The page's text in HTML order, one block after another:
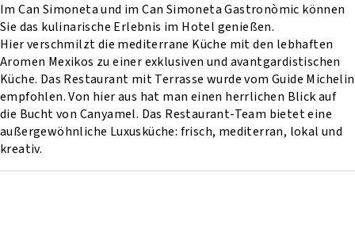
Im Can Simoneta und im Can Simoneta Gastronòmic können
Sie das kulinarische Erlebnis im Hotel genießen.
Hier verschmilzt die mediterrane Küche mit den lebhaften
Aromen Mexikos zu einer exklusiven und avantgardistischen
Küche. Das Restaurant mit Terrasse wurde vom Guide Michelin
empfohlen. Von hier aus hat man einen herrlichen Blick auf
die Bucht von Canyamel. Das Restaurant-Team bietet eine
außergewöhnliche Luxusküche: frisch, mediterran, lokal und
kreativ.